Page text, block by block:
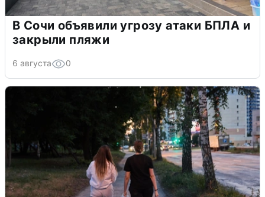
В Сочи объявили угрозу атаки БПЛА и
закрыли пляжи
6 августа 0